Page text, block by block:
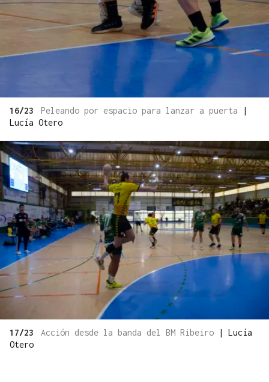
16/23 Peleando por espacio para lanzar a puerta
|
Lucía Otero
17/23 Acción desde la banda del BM Ribeiro | Lucía
Otero